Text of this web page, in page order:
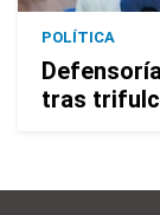
POLÍTICA
tras